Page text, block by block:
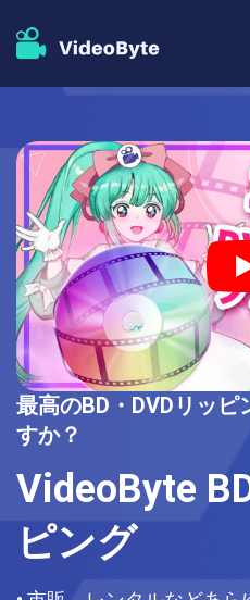
BD-DVD リッピング
DVD コピー
DVD リッピング
DVD 作成
ブルーレイプレイヤ
ストア
人気記事
サポート
最高のBD・DVDリッ
すか？
VideoByte
ピング